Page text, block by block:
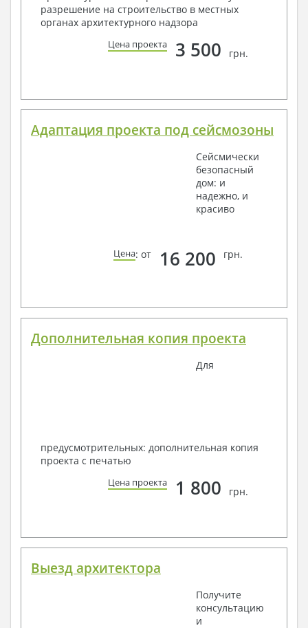
разрешение на строительство в местных
органах архитектурного надзора
Цена проекта 3 500 грн.
Адаптация проекта под сейсмозоны
Сейсмически
безопасный
дом: и
надежно, и
красиво
Цена: от 16 200 грн.
Дополнительная копия проекта
Для
предусмотрительных: дополнительная копия
проекта с печатью
Цена проекта 1 800 грн.
Выезд архитектора
Получите
консультацию
и